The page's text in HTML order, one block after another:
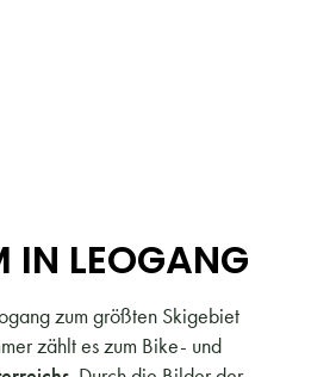
IN LEOGANG
zum größten Skigebiet
zählt es zum Bike- und